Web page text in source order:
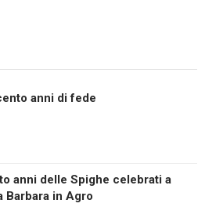
anni di fede
anni delle Spighe celebrati a
Barbara in Agro